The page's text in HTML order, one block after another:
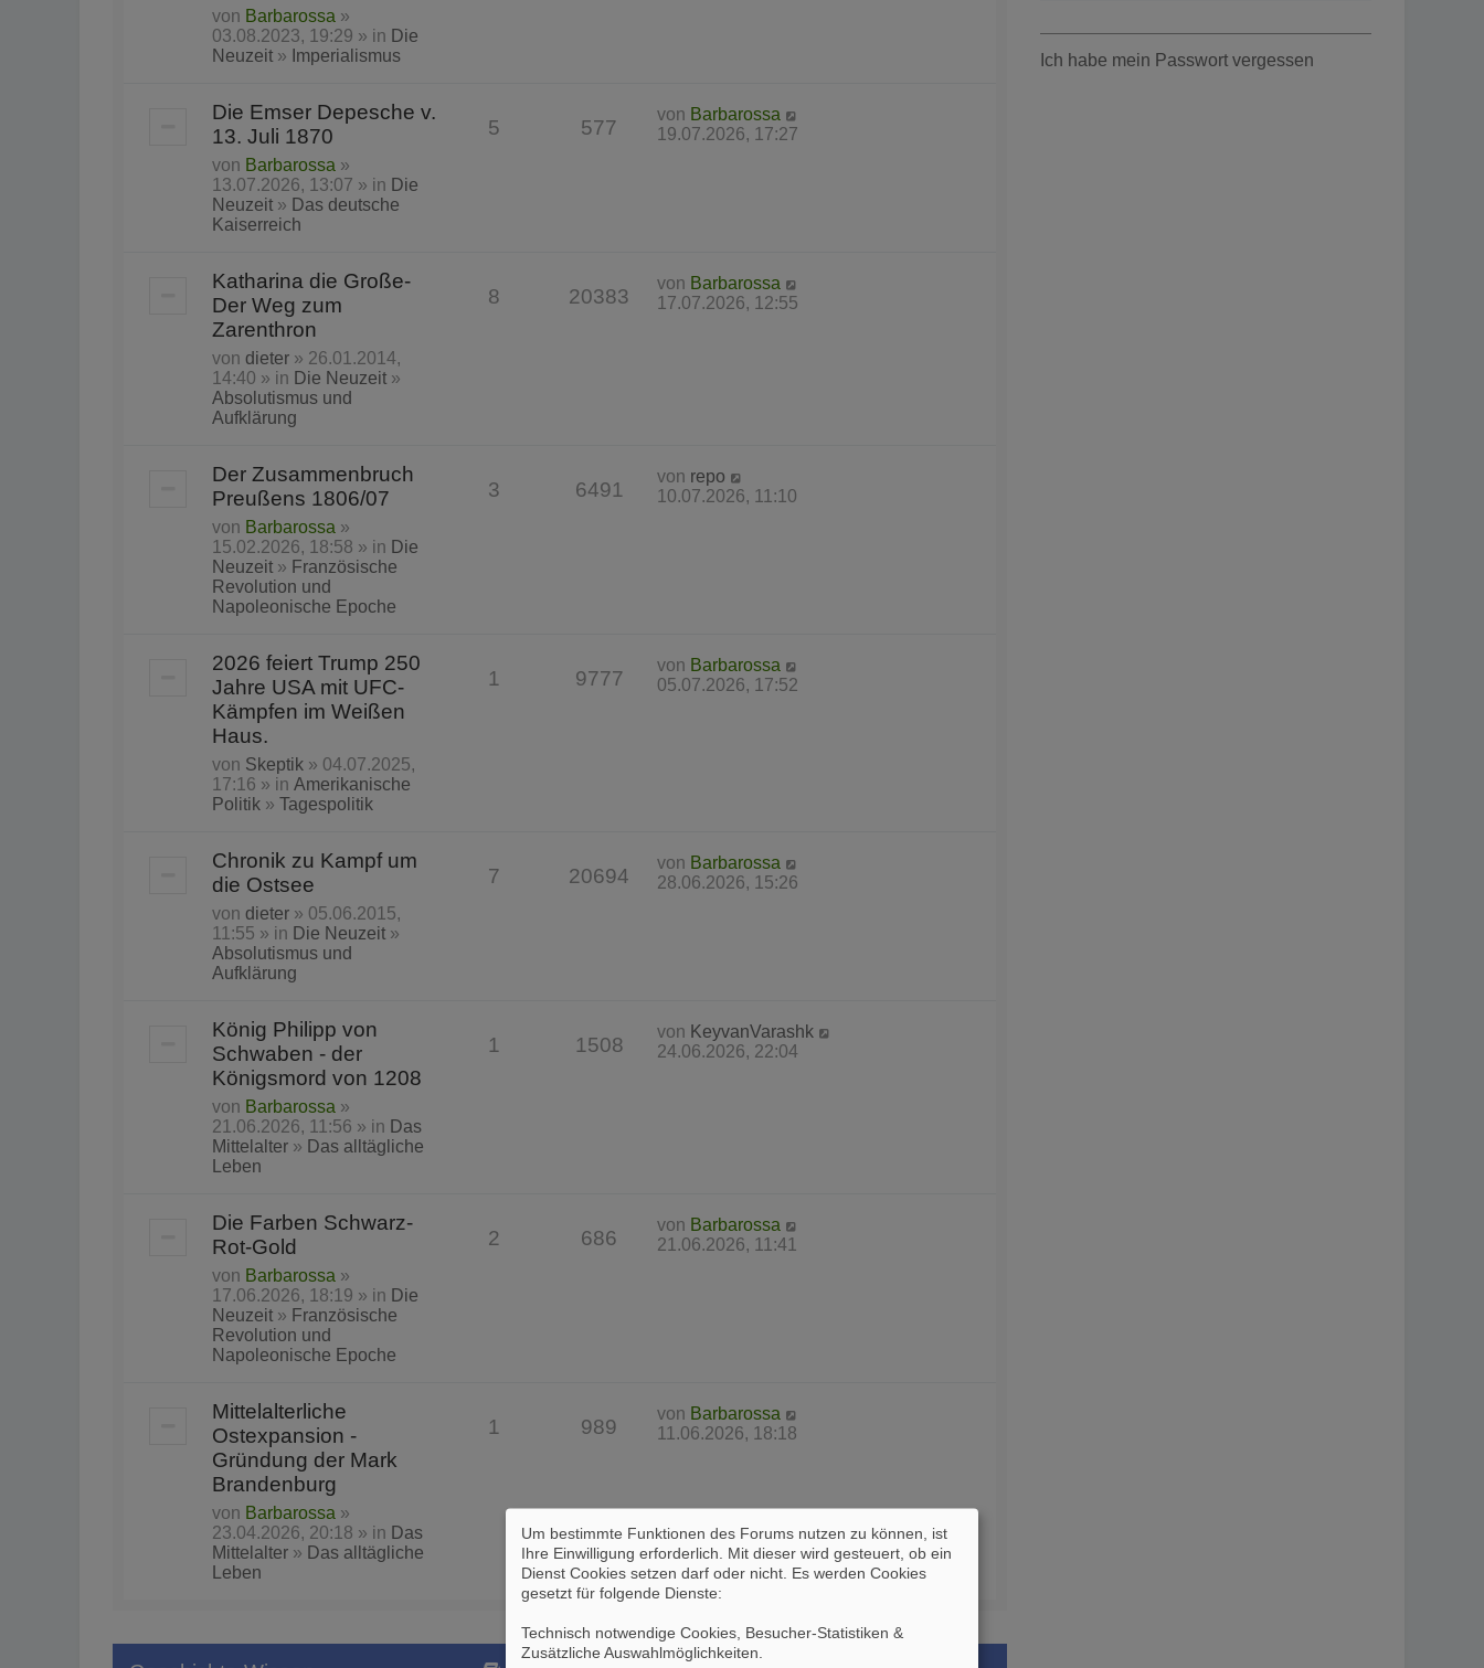
von Barbarossa »
03.08.2023, 19:29 » in Die
Neuzeit » Imperialismus
Die Emser Depesche v.
13. Juli 1870
von Barbarossa »
13.07.2026, 13:07 » in Die
Neuzeit » Das deutsche
Kaiserreich
5 577
von Barbarossa
19.07.2026, 17:27
Katharina die Große-
Der Weg zum
Zarenthron
von dieter » 26.01.2014,
14:40 » in Die Neuzeit »
Absolutismus und
Aufklärung
8 20383
von Barbarossa
17.07.2026, 12:55
Der Zusammenbruch
Preußens 1806/07
von Barbarossa »
15.02.2026, 18:58 » in Die
Neuzeit » Französische
Revolution und
Napoleonische Epoche
3 6491
von repo
10.07.2026, 11:10
2026 feiert Trump 250
Jahre USA mit UFC-
Kämpfen im Weißen
Haus.
von Skeptik » 04.07.2025,
17:16 » in Amerikanische
Politik » Tagespolitik
1 9777
von Barbarossa
05.07.2026, 17:52
Chronik zu Kampf um
die Ostsee
von dieter » 05.06.2015,
11:55 » in Die Neuzeit »
Absolutismus und
Aufklärung
7 20694
von Barbarossa
28.06.2026, 15:26
König Philipp von
Schwaben - der
Königsmord von 1208
von Barbarossa »
21.06.2026, 11:56 » in Das
Mittelalter » Das alltägliche
Leben
1 1508
von KeyvanVarashk
24.06.2026, 22:04
Die Farben Schwarz-
Rot-Gold
von Barbarossa »
17.06.2026, 18:19 » in Die
Neuzeit » Französische
Revolution und
Napoleonische Epoche
2 686
von Barbarossa
21.06.2026, 11:41
Mittelalterliche
Ostexpansion -
Gründung der Mark
Brandenburg
von Barbarossa »
23.04.2026, 20:18 » in Das
Mittelalter » Das alltägliche
Leben
1 989
von Barbarossa
11.06.2026, 18:18
Ich habe mein Passwort vergessen
Um bestimmte Funktionen des Forums nutzen zu können, ist
Ihre Einwilligung erforderlich. Mit dieser wird gesteuert, ob ein
Dienst Cookies setzen darf oder nicht. Es werden Cookies
gesetzt für folgende Dienste:
Technisch notwendige Cookies, Besucher-Statistiken &
Zusätzliche Auswahlmöglichkeiten